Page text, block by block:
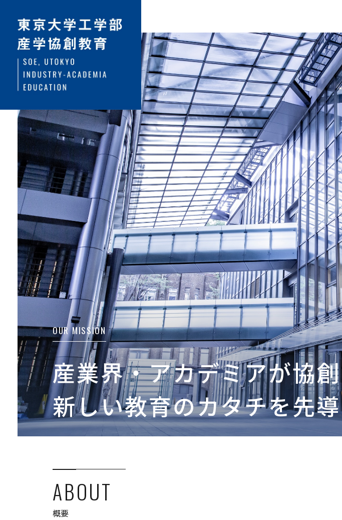
OUR MISSION
産業界・アカデミアが協
新しい教育のカタチを先
ABOUT
概要